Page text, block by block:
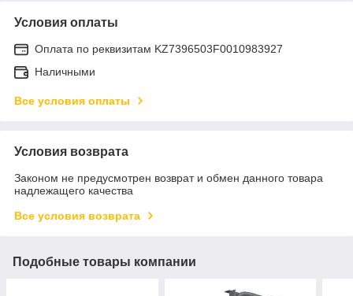
Условия оплаты
Оплата по реквизитам KZ7396503F0010983927
Наличными
Все условия оплаты
Условия возврата
Законом не предусмотрен возврат и обмен данного товара
надлежащего качества
Все условия возврата
Подобные товары компании